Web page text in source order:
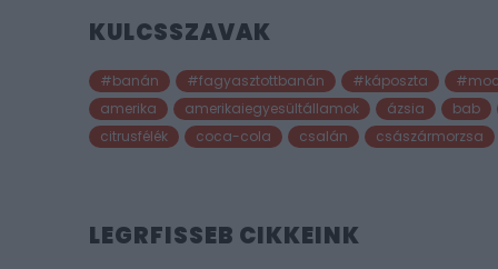
KULCSSZAVAK
#banán #fagyasztottbanán #káposzta
amerika
amerikaiegyesültállamok ázsia bab
citrusfélék
coca-cola csalán császármorzsa
LEGRFISSEB CIKKEINK